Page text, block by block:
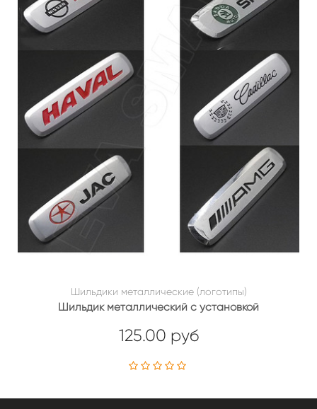
Шильдики металлические (логотипы)
Шильдик металлический с установкой
125.00 руб